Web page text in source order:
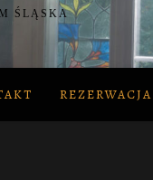
ŚLĄSKA
REZERWACJA